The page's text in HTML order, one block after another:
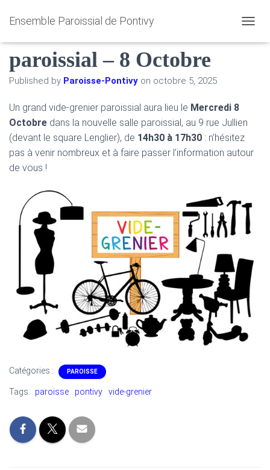
Ensemble Paroissial de Pontivy
U
E
N
A
V
I
A
T
O
N
Grand Vide Grenier
paroissial – 8 Octobre
Published by Paroisse-Pontivy on octobre 5, 2025
Un grand vide-grenier paroissial aura lieu le Mercredi 8
Octobre dans la nouvelle salle paroissial, au 9 rue Jullien
(devant le square Lenglier), de 14h30 à 17h30 : n’hésitez
pas à venir nombreux et à faire passer l’information autour
de vous !
Catégories : PAROISSE
Tags: paroisse pontivy vide-grenier